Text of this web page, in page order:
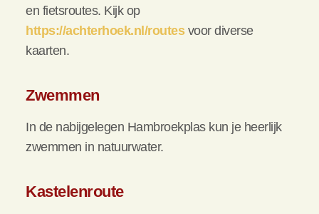
en fietsroutes. Kijk op
https://achterhoek.nl/routesvoor diverse
kaarten.
Zwemmen
In de nabijgelegen Hambroekplas kun je heerlijk
zwemmen in natuurwater.
Kastelenroute